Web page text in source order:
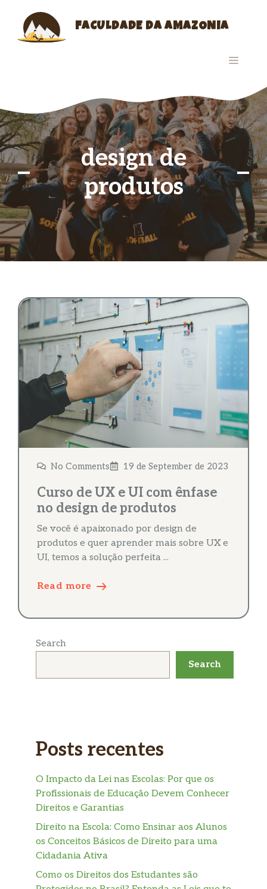
content
FACULDADE DA AMAZONIA
MENU
design de
produtos
No Comments 19 de September de 2023
Curso de UX e UI com ênfase
no design de produtos
Se você é apaixonado por design de
produtos e quer aprender mais sobre UX e
UI, temos a solução perfeita ...
Read more
Search
Search
Posts recentes
O Impacto da Lei nas Escolas: Por que os
Profissionais de Educação Devem Conhecer
Direitos e Garantias
Direito na Escola: Como Ensinar aos Alunos
os Conceitos Básicos de Direito para uma
Cidadania Ativa
Como os Direitos dos Estudantes são